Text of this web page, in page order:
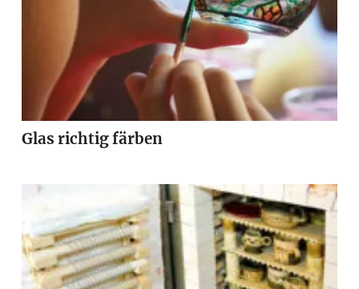
Glas richtig färben